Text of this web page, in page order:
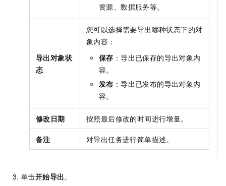
资源、数据服务等。
导出对象状
态
您可以选择需要导出哪种状态下的对
象内容：
保存 ：导出已保存的导出对象内
容。
发布 ：导出已发布的导出对象内
容。
修改日期 按照最后修改的时间进行增量。
备注 对导出任务进行简单描述。
单击开始导出。